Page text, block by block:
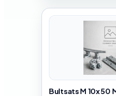
Bultsats M 10x 50